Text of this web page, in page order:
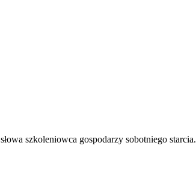
szkoleniowca gospodarzy sobotniego starcia.